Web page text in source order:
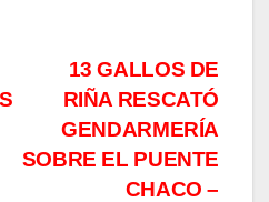
13 GALLOS DE
RIÑA RESCATÓ
GENDARMERÍA
SOBRE EL PUENTE
CHACO –